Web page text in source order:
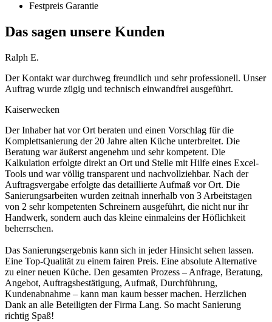
Festpreis Garantie
Das sagen unsere Kunden
Ralph E.
Der Kontakt war durchweg freundlich und sehr professionell. Unser
Auftrag wurde zügig und technisch einwandfrei ausgeführt.
Kaiserwecken
Der Inhaber hat vor Ort beraten und einen Vorschlag für die
Komplettsanierung der 20 Jahre alten Küche unterbreitet. Die
Beratung war äußerst angenehm und sehr kompetent. Die
Kalkulation erfolgte direkt an Ort und Stelle mit Hilfe eines Excel-
Tools und war völlig transparent und nachvollziehbar. Nach der
Auftragsvergabe erfolgte das detaillierte Aufmaß vor Ort. Die
Sanierungsarbeiten wurden zeitnah innerhalb von 3 Arbeitstagen
von 2 sehr kompetenten Schreinern ausgeführt, die nicht nur ihr
Handwerk, sondern auch das kleine einmaleins der Höflichkeit
beherrschen.
Das Sanierungsergebnis kann sich in jeder Hinsicht sehen lassen.
Eine Top-Qualität zu einem fairen Preis. Eine absolute Alternative
zu einer neuen Küche. Den gesamten Prozess – Anfrage, Beratung,
Angebot, Auftragsbestätigung, Aufmaß, Durchführung,
Kundenabnahme – kann man kaum besser machen. Herzlichen
Dank an alle Beteiligten der Firma Lang. So macht Sanierung
richtig Spaß!